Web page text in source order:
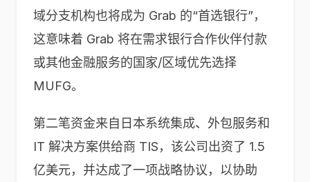
域分支机构也将成为 Grab 的“首选银行”，
这意味着 Grab 将在需求银行合作伙伴付款
或其他金融服务的国家/区域优先选择
MUFG。
第二笔资金来自日本系统集成、外包服务和
IT 解决方案供给商 TIS，该公司出资了 1.5
亿美元，并达成了一项战略协议，以协助